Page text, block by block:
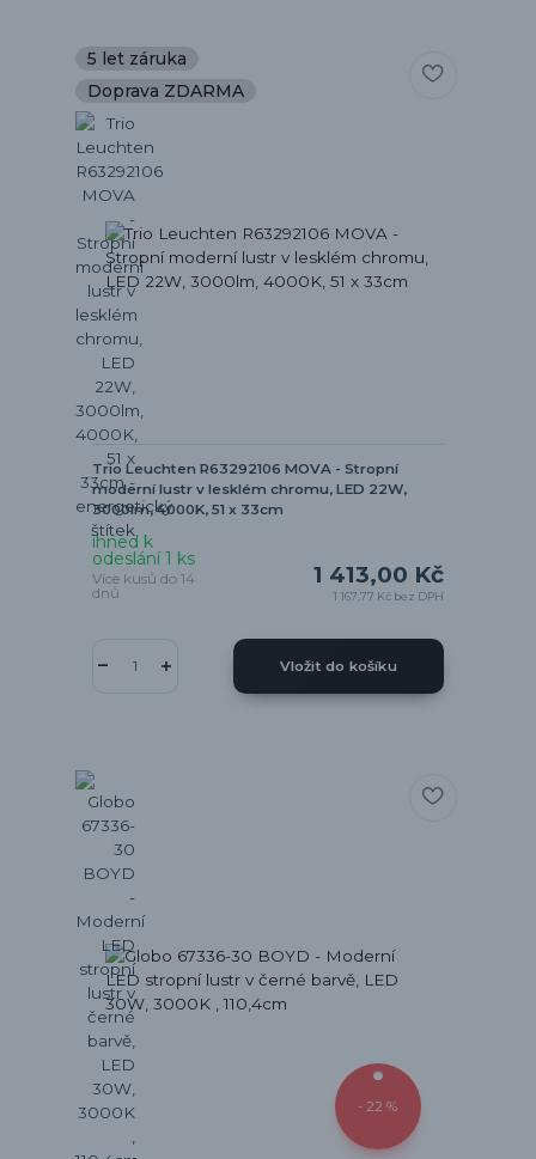
5 let záruka
Doprava ZDARMA
Trio Leuchten R63292106 MOVA - Stropní
moderní lustr v lesklém chromu, LED 22W,
3000lm, 4000K, 51 x 33cm
1 413,00 Kč
1 167,77 Kč bez DPH
ihned k
odeslání 1 ks
Více kusů do 14
dnů
Vložit do košíku
- 22 %